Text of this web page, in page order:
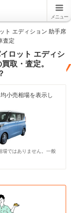
メニュー
ト エディション 助手席
査定
ロット エディシ
取・査定。
小売相場を表示し
場ではありません。一般